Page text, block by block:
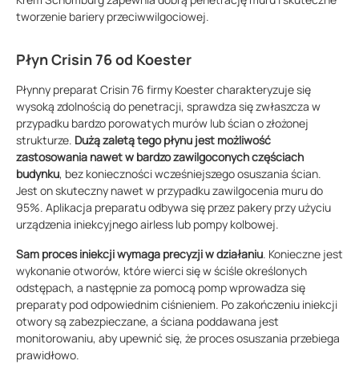
tworzenie bariery przeciwwilgociowej.
Płyn Crisin 76 od Koester
Płynny preparat Crisin 76 firmy Koester charakteryzuje się
wysoką zdolnością do penetracji, sprawdza się zwłaszcza w
przypadku bardzo porowatych murów lub ścian o złożonej
strukturze. Dużą zaletą tego płynu jest możliwość
zastosowania nawet w bardzo zawilgoconych częściach
budynku, bez konieczności wcześniejszego osuszania ścian.
Jest on skuteczny nawet w przypadku zawilgocenia muru do
95%. Aplikacja preparatu odbywa się przez pakery przy użyciu
urządzenia iniekcyjnego airless lub pompy kolbowej.
Sam proces iniekcji wymaga precyzji w działaniu. Konieczne jest
wykonanie otworów, które wierci się w ściśle określonych
odstępach, a następnie za pomocą pomp wprowadza się
preparaty pod odpowiednim ciśnieniem. Po zakończeniu iniekcji
otwory są zabezpieczane, a ściana poddawana jest
monitorowaniu, aby upewnić się, że proces osuszania przebiega
prawidłowo.